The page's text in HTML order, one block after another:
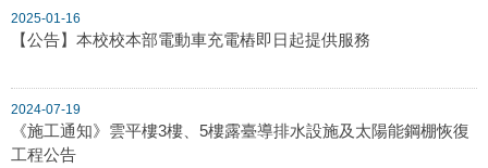
2025-01-16
【公告】本校校本部電動車充電樁即日起提供服務
2024-07-19
《施工通知》雲平樓3樓、5樓露臺導排水設施及太陽能鋼棚恢復
工程公告